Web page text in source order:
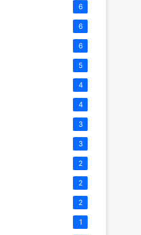
6
6
6
5
4
4
3
3
2
2
2
1